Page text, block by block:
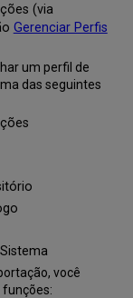
(via
Gerenciar Perfis
um perfil de
das seguintes
você
funções: